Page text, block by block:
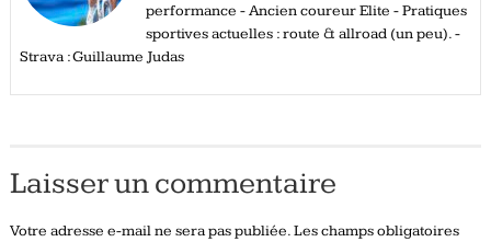
performance - Ancien coureur Elite - Pratiques
sportives actuelles : route & allroad (un peu). -
Strava : Guillaume Judas
Laisser un commentaire
Votre adresse e-mail ne sera pas publiée.Les champs obligatoires